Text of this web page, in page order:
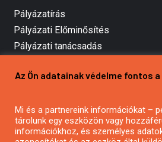
Pályázatírás
Pályázati Előminősítés
Pályázati tanácsadás
Mezőgazdasági pályázatírás
Pályázatírás civil szervezeteknek
Pályázatírás önkormányzatoknak
Az Ön adatainak védelme fontos
Mi és a partnereink információkat –
tárolunk egy eszközön vagy
információkhoz, és személyes